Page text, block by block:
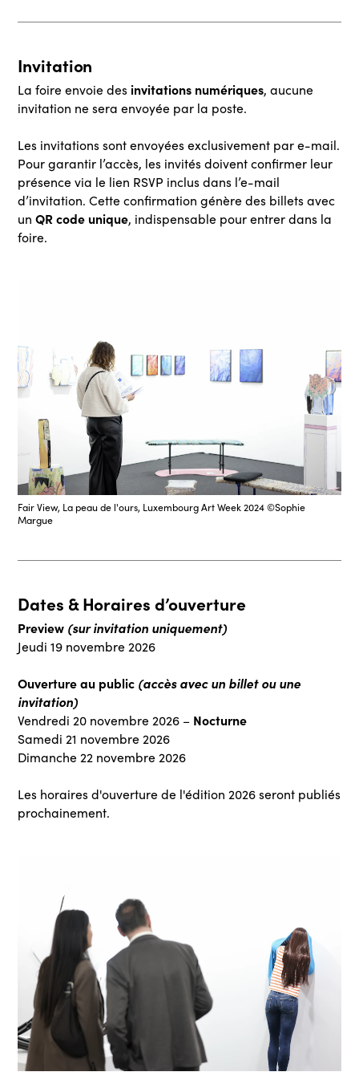
Invitation
La foire envoie desinvitations numériques, aucune
invitation ne sera envoyée par la poste.
Les invitations sont envoyées exclusivement par e-mail.
Pour garantir l’accès, les invités doivent confirmer leur
présence via le lien RSVP inclus dans l’e-mail
d’invitation. Cette confirmation génère des billets avec
un QR code unique, indispensable pour entrer dans la
foire.
Fair View, La peau de l'ours, Luxembourg Art Week 2024 ©Sophie
Margue
Dates & Horaires d’ouverture
Preview (sur invitation uniquement)
Jeudi 19 novembre 2026
Ouverture au public (accès avec un billet ou une
invitation)
Vendredi 20 novembre 2026 – Nocturne
Samedi 21 novembre 2026
Dimanche 22 novembre 2026
Les horaires d'ouverture de l'édition 2026 seront publiés
prochainement.